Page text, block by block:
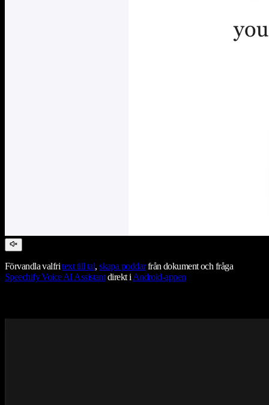
Förvandla valfritext till tal,skapa poddarfrån dokument och fråga
Speechify Voice AI Assistantdirekt iAndroid-appen